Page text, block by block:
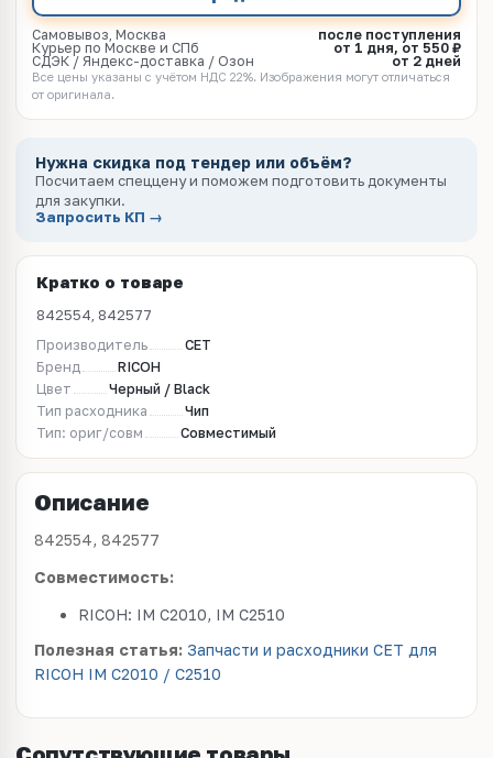
Самовывоз, Москва
после поступления
Курьер по Москве и СПб
от 1 дня, от 550 ₽
СДЭК / Яндекс-доставка / Озон
от 2 дней
Все цены указаны с учётом НДС 22%. Изображения могут отличаться
от оригинала.
Нужна скидка под тендер или объём?
Посчитаем спеццену и поможем подготовить документы
для закупки.
Запросить КП →
Кратко о товаре
842554, 842577
Производитель
CET
Бренд
RICOH
Цвет
Черный / Black
Тип расходника
Чип
Тип: ориг/совм
Совместимый
Описание
842554, 842577
Совместимость:
RICOH: IM C2010, IM C2510
Полезная статья: Запчасти и расходники CET для
RICOH IM C2010 / C2510